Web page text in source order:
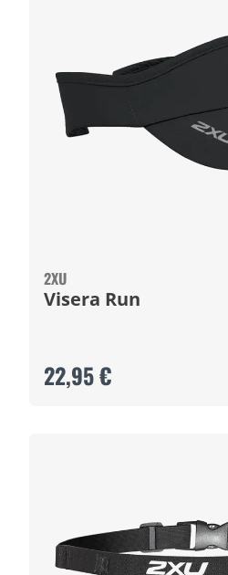
2XU
Visera Run
22,95 €